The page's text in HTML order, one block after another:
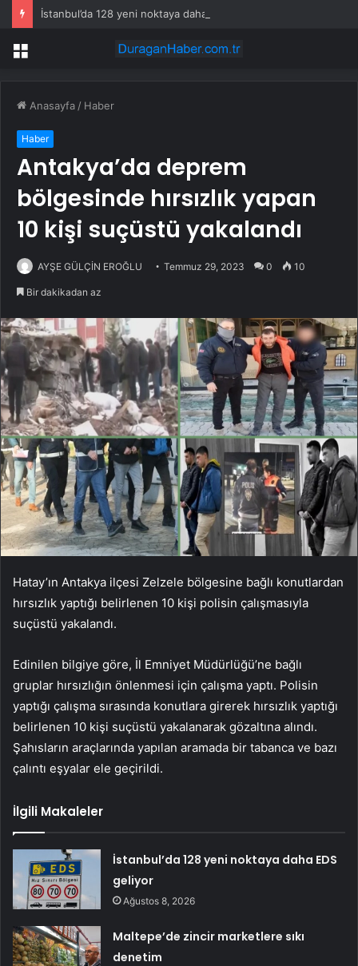
İstanbul’da 128 yeni noktaya daha EDS geliyor
Menü
Anasayfa / Haber
Haber
Antakya’da deprem
bölgesinde hırsızlık yapan
10 kişi suçüstü yakalandı
AYŞE GÜLÇİN EROĞLU Temmuz 29, 2023 0 10
Bir dakikadan az
Hatay’ın Antakya ilçesi Zelzele bölgesine bağlı konutlardan
hırsızlık yaptığı belirlenen 10 kişi polisin çalışmasıyla
suçüstü yakalandı.
Edinilen bilgiye göre, İl Emniyet Müdürlüğü’ne bağlı
gruplar hırsızlığın önlenmesi için çalışma yaptı. Polisin
yaptığı çalışma sırasında konutlara girerek hırsızlık yaptığı
belirlenen 10 kişi suçüstü yakalanarak gözaltına alındı.
Şahısların araçlarında yapılan aramada bir tabanca ve bazı
çalıntı eşyalar ele geçirildi.
İlgili Makaleler
İstanbul’da 128 yeni noktaya daha EDS
geliyor
Ağustos 8, 2026
Maltepe’de zincir marketlere sıkı
denetim